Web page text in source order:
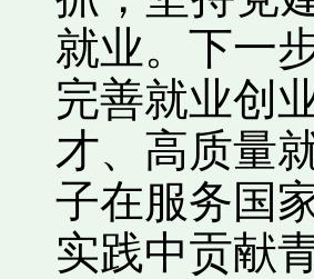
就业。下一
完善就业创
才、高质量
子在服务国
实践中贡献